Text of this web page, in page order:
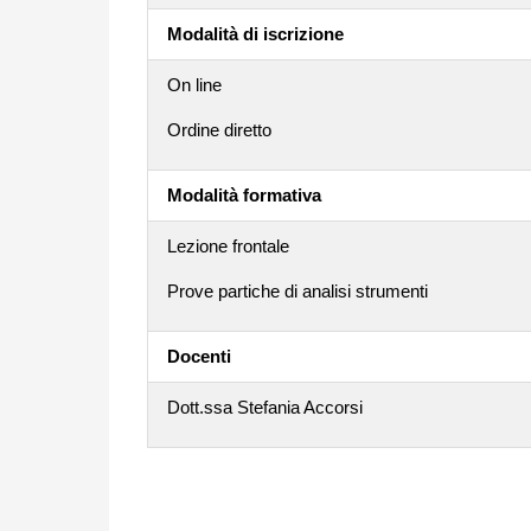
Modalità di iscrizione
On line
Ordine diretto
Modalità formativa
Lezione frontale
Prove partiche di analisi strumenti
Docenti
Dott.ssa Stefania Accorsi